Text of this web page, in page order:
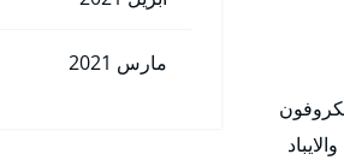
مارس 2021